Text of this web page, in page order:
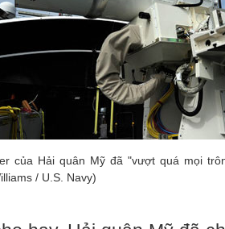
của Hải quân Mỹ đã "vượt quá mọi
/ U.S. Navy)